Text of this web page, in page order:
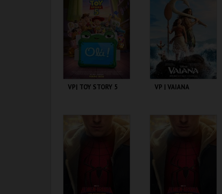
PENAFIEL
MAIS INFO
COMPRAR
PENAFIEL
MAIS INFO
COMPRAR
VP| TOY STORY 5 VP | VAIANA